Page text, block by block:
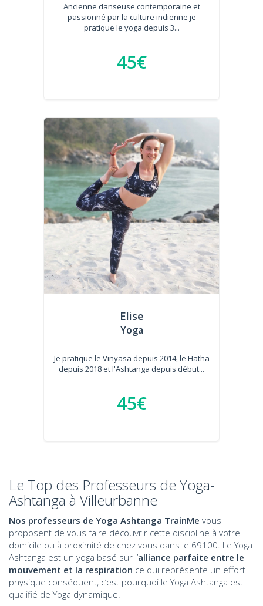
Ancienne danseuse contemporaine et
passionné par la culture indienne je
pratique le yoga depuis 3...
45€
Elise
Yoga
Je pratique le Vinyasa depuis 2014, le Hatha
depuis 2018 et l'Ashtanga depuis début...
45€
Le Top des Professeurs de Yoga-
Ashtanga à Villeurbanne
Nos professeurs de Yoga Ashtanga TrainMe vous
proposent de vous faire découvrir cette discipline à votre
domicile ou à proximité de chez vous dans le 69100. Le Yoga
Ashtanga est un yoga basé sur l’alliance parfaite entre le
mouvement et la respiration ce qui représente un effort
physique conséquent, c’est pourquoi le Yoga Ashtanga est
qualifié de Yoga dynamique.